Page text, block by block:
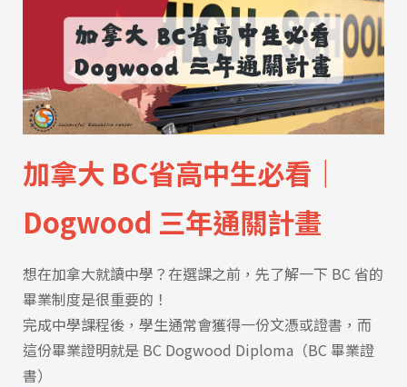
加拿大 BC省高中生必看｜
Dogwood 三年通關計畫
想在加拿大就讀中學？在選課之前，先了解一下 BC 省的
畢業制度是很重要的！
完成中學課程後，學生通常會獲得一份文憑或證書，而
這份畢業證明就是 BC Dogwood Diploma（BC 畢業證
書）